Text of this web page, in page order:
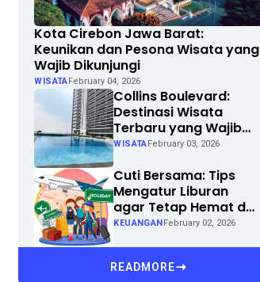
Kota Cirebon Jawa Barat:
Keunikan dan Pesona Wisata yang
Wajib Dikunjungi
WISATA February 04, 2026
Collins Boulevard:
Destinasi Wisata
Terbaru yang Wajib
Dikunjungi di Kota
WISATA February 03, 2026
Cuti Bersama: Tips
Mengatur Liburan
agar Tetap Hemat dan
Menyenangkan
KEUANGAN February 02, 2026
READMORE